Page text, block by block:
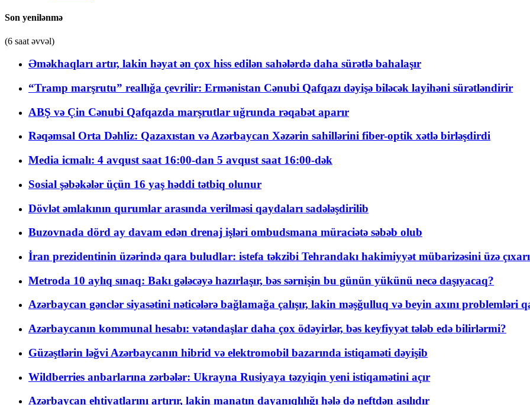
Son yenilənmə
(6 saat əvvəl)
Əməkhaqları artır, lakin həyat ən çox hiss edilən sahələrdə daha sürətlə bahalaşır
“Tramp marşrutu” reallığa çevrilir: Ermənistan Cənubi Qafqazı dəyişə biləcək layihəni sürətləndirir
ABŞ və Çin Cənubi Qafqazda marşrutlar uğrunda rəqabət aparır
Rəqəmsal Orta Dəhliz: Qazaxıstan və Azərbaycan Xəzərin sahillərini fiber-optik xətlə birləşdirdi
Media icmalı: 4 avqust saat 16:00-dan 5 avqust saat 16:00-dək
Sosial şəbəkələr üçün 16 yaş həddi tətbiq olunur
Dövlət əmlakının qurumlar arasında verilməsi qaydaları sadələşdirilib
Buzovnada dörd ay davam edən drenaj işləri ombudsmana müraciətə səbəb olub
İran prezidentinin üzərində qara buludlar: istefa təkzibi Tehrandakı hakimiyyət mübarizəsini üzə
Metroda 10 aylıq sınaq: Bakı gələcəyə hazırlaşır, bəs sərnişin bu günün yükünü necə daşıyacaq?
Azərbaycan gənclər siyasətini nəticələrə bağlamağa çalışır, lakin məşğulluq və beyin axını problemləri
Azərbaycanın kommunal hesabı: vətəndaşlar daha çox ödəyirlər, bəs keyfiyyət tələb edə bilirlərmi?
Güzəştlərin ləğvi Azərbaycanın hibrid və elektromobil bazarında istiqaməti dəyişib
Wildberries anbarlarına zərbələr: Ukrayna Rusiyaya təzyiqin yeni istiqamətini açır
Azərbaycan ehtiyatlarını artırır, lakin manatın dayanıqlılığı hələ də neftdən asılıdır